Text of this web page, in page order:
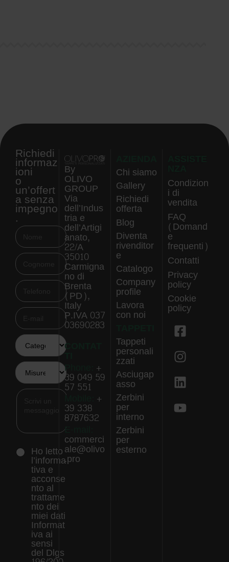
Richiedi
informaz
ioni
o
un’offert
a senza
impegno
.
Ho letto
l’informa
tiva e
acconse
nto al
trattame
nto dei
miei dati
Informat
iva ai
sensi
del Dlgs
By
OLIVO
GROUP
Via
dell’Indus
tria e
dell’Artigi
anato,
22/A
35010
Carmigna
no di
Brenta
(PD),
Italy
P.IVA 037
03690283
CONTAT
TI
Phone: +
39 049 59
57 551
Mobile: +
39 338
8787632
E-mail:
commerci
ale@olivo
.pro
Chi siamo
Gallery
Richiedi
offerta
Blog
Diventa
rivenditor
e
Catalogo
Company
profile
Lavora
con noi
Tappeti
personali
zzati
Asciugap
asso
Zerbini
per
interno
Zerbini
per
esterno
Condizion
i di
vendita
FAQ
(Domand
e
frequenti)
Contatti
Privacy
policy
Cookie
policy